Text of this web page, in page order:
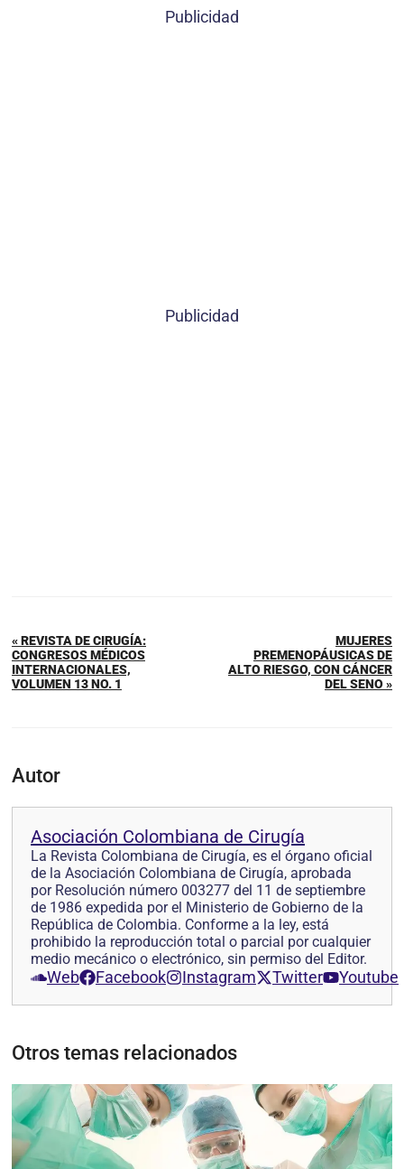
Publicidad
Publicidad
« REVISTA DE CIRUGÍA:
CONGRESOS MÉDICOS
INTERNACIONALES,
VOLUMEN 13 NO. 1
MUJERES
PREMENOPÁUSICAS DE
ALTO RIESGO, CON CÁNCER
DEL SENO »
Autor
Asociación Colombiana de Cirugía
La Revista Colombiana de Cirugía, es el órgano oficial
de la Asociación Colombiana de Cirugía, aprobada
por Resolución número 003277 del 11 de septiembre
de 1986 expedida por el Ministerio de Gobierno de la
República de Colombia. Conforme a la ley, está
prohibido la reproducción total o parcial por cualquier
medio mecánico o electrónico, sin permiso del Editor.
Web Facebook Instagram Twitter Youtube
Otros temas relacionados